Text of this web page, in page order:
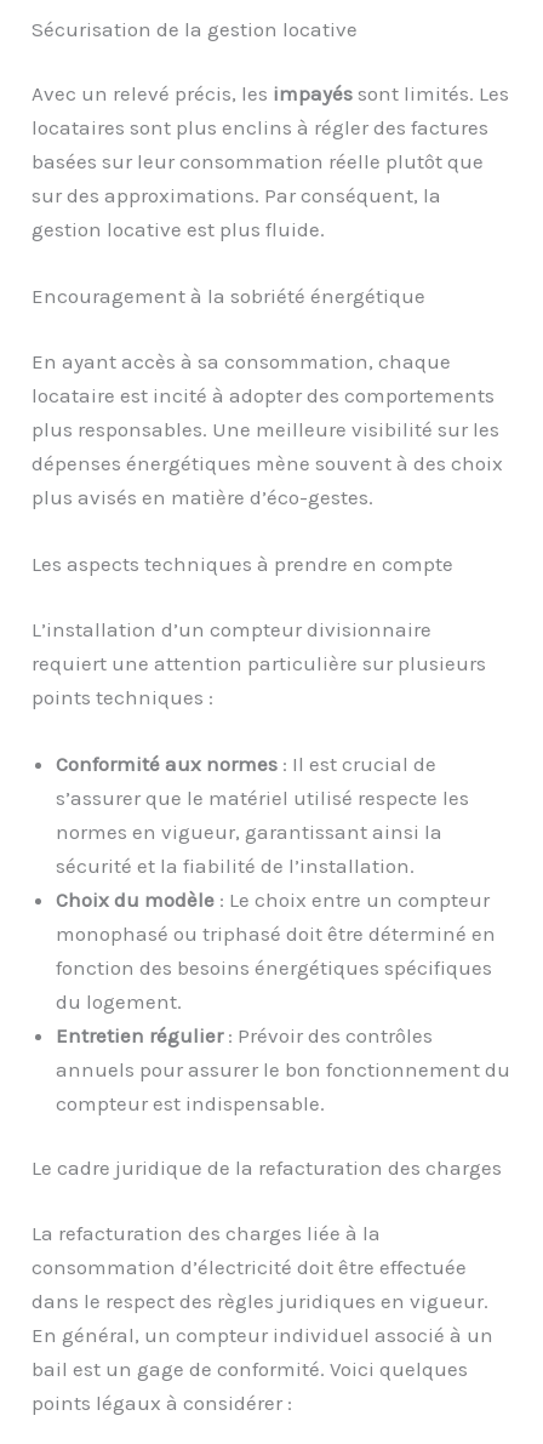
Sécurisation de la gestion locative
Avec un relevé précis, les impayés sont limités. Les
locataires sont plus enclins à régler des factures
basées sur leur consommation réelle plutôt que
sur des approximations. Par conséquent, la
gestion locative est plus fluide.
Encouragement à la sobriété énergétique
En ayant accès à sa consommation, chaque
locataire est incité à adopter des comportements
plus responsables. Une meilleure visibilité sur les
dépenses énergétiques mène souvent à des choix
plus avisés en matière d’éco-gestes.
Les aspects techniques à prendre en compte
L’installation d’un compteur divisionnaire
requiert une attention particulière sur plusieurs
points techniques :
Conformité aux normes : Il est crucial de
s’assurer que le matériel utilisé respecte les
normes en vigueur, garantissant ainsi la
sécurité et la fiabilité de l’installation.
Choix du modèle : Le choix entre un compteur
monophasé ou triphasé doit être déterminé en
fonction des besoins énergétiques spécifiques
du logement.
Entretien régulier: Prévoir des contrôles
annuels pour assurer le bon fonctionnement du
compteur est indispensable.
Le cadre juridique de la refacturation des charges
La refacturation des charges liée à la
consommation d’électricité doit être effectuée
dans le respect des règles juridiques en vigueur.
En général, un compteur individuel associé à un
bail est un gage de conformité. Voici quelques
points légaux à considérer :